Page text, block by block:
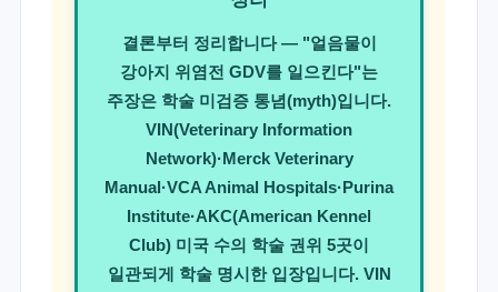
결론부터 정리합니다 — "얼음물이
강아지 위염전 GDV를 일으킨다"는
주장은 학술 미검증 통념(myth)입니다.
VIN(Veterinary Information
Network)·Merck Veterinary
Manual·VCA Animal Hospitals·Purina
Institute·AKC(American Kennel
Club) 미국 수의 학술 권위 5곳이
일관되게 학술 명시한 입장입니다. VIN